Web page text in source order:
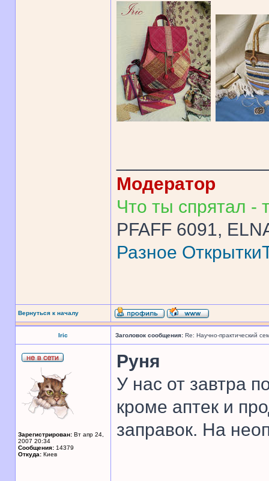
Модератор
Что ты спрятал -
PFAFF 6091,
Разное Открытки
Вернуться к началу
Iric Заголовок сообщения: Re: Научно-практический
Зарегистрирован: Вт апр 24,
2007 20:34
Сообщения: 14379
Откуда: Киев
Руня
У нас от завтра
кроме аптек и
заправок. На